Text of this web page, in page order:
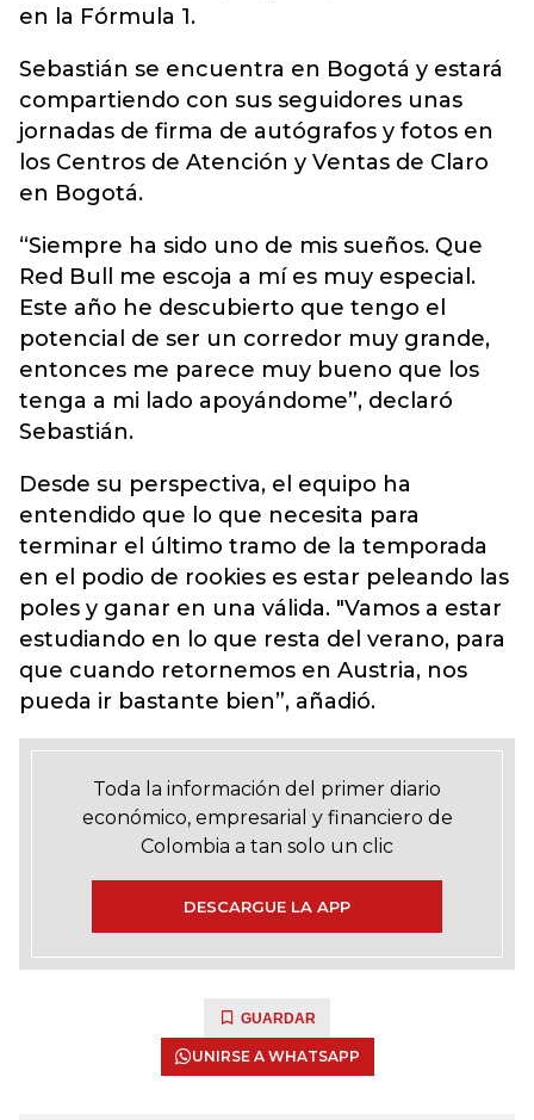
en la Fórmula 1.
Sebastián se encuentra en Bogotá y estará
compartiendo con sus seguidores unas
jornadas de firma de autógrafos y fotos en
los Centros de Atención y Ventas de Claro
en Bogotá.
“Siempre ha sido uno de mis sueños. Que
Red Bull me escoja a mí es muy especial.
Este año he descubierto que tengo el
potencial de ser un corredor muy grande,
entonces me parece muy bueno que los
tenga a mi lado apoyándome”, declaró
Sebastián.
Desde su perspectiva, el equipo ha
entendido que lo que necesita para
terminar el último tramo de la temporada
en el podio de rookies es estar peleando las
poles y ganar en una válida. "Vamos a estar
estudiando en lo que resta del verano, para
que cuando retornemos en Austria, nos
pueda ir bastante bien”, añadió.
Toda la información del primer diario
económico, empresarial y financiero de
Colombia a tan solo un clic
DESCARGUE LA APP
GUARDAR
UNIRSE A WHATSAPP